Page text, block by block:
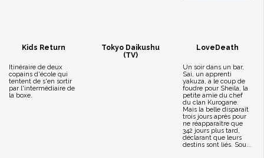
Kids Return
Itinéraire de deux
copains d'école qui
tentent de s'en sortir
par l'intermédiaire de
la boxe.
Tokyo Daikushu
(TV)
LoveDeath
Un soir dans un bar,
Sai, un apprenti
yakuza, a le coup de
foudre pour Sheila, la
petite amie du chef
du clan Kurogane.
Mais la belle disparaît
trois jours après pour
ne réapparaître que
342 jours plus tard,
déclarant que leurs
destins sont liés. Sou...